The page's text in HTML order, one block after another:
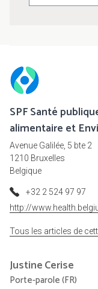
SPF Santé
alimentaire et
Avenue Galilée, 5 bte 2
1210 Bruxelles
Belgique
+32 2 524 97 97
http://
Tous les articles de
JustineCerise
Porte-parole (FR)